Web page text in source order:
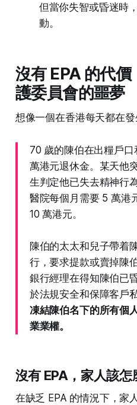
但當你失智或昏迷時
動。
沒有 EPA 的代
護委員會的噩夢
想像一個在香港每天都在發
70 歲的陳伯在出糧戶
萬港元退休金。某天他
生判定他已失去精神行
醫院每個月需要 5 萬港
10 萬港元。
陳伯的太太和兒子帶着
行，要求提款或賣掉陳
銀行經理在得知陳伯已
於法規安全和保障客戶
凍結陳伯名下的所有個
業業權。
沒有 EPA，家人該怎
在缺乏 EPA 的情況下，家